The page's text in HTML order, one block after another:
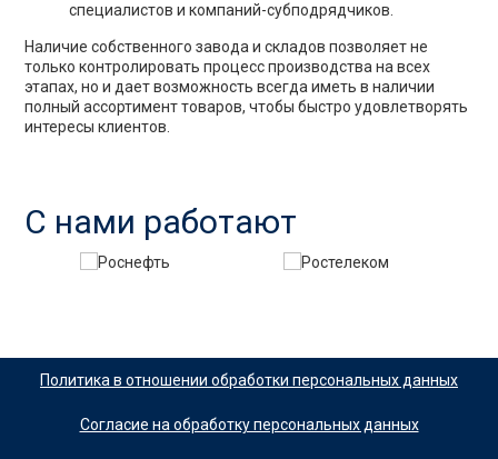
специалистов и компаний-субподрядчиков.
Наличие собственного завода и складов позволяет не
только контролировать процесс производства на всех
этапах, но и дает возможность всегда иметь в наличии
полный ассортимент товаров, чтобы быстро удовлетворять
интересы клиентов.
С нами работают
Политика в отношении обработки персональных данных
Согласие на обработку персональных данных